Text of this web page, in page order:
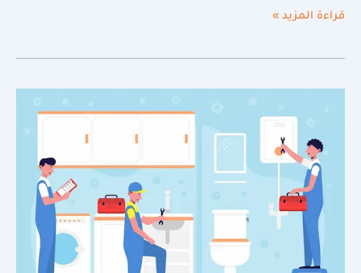
قراءة المزيد »
بالقصيم
وسرعة
الكشف
والاصلاح